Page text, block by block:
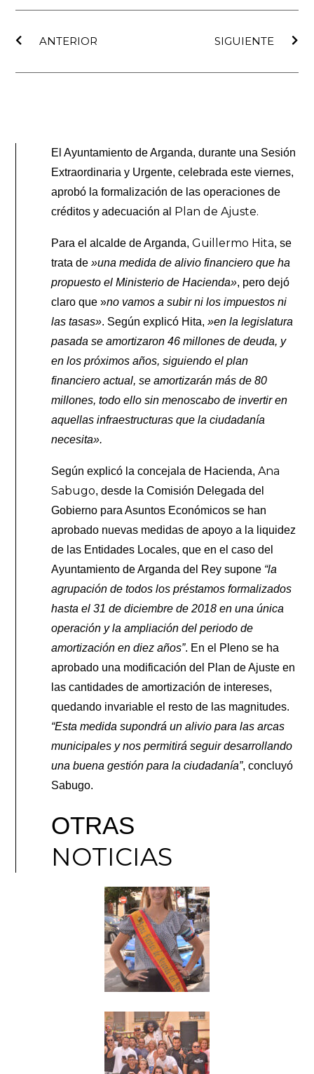
ANTERIOR
SIGUIENTE
El Ayuntamiento de Arganda, durante una Sesión
Extraordinaria y Urgente, celebrada este viernes,
aprobó la formalización de las operaciones de
créditos y adecuación al
Plan de Ajuste.
Para el alcalde de Arganda,Guillermo Hita, se
trata de»una medida de alivio financiero que ha
propuesto el Ministerio de Hacienda», pero dejó
claro que »no vamos a subir ni los impuestos ni
las tasas». Según explicó Hita,»en la legislatura
pasada se amortizaron 46 millones de deuda, y
en los próximos años, siguiendo el plan
financiero actual, se amortizarán más de 80
millones, todo ello sin menoscabo de invertir en
aquellas infraestructuras que la ciudadanía
necesita».
Según explicó la concejala de Hacienda,Ana
Sabugo, desde la Comisión Delegada del
Gobierno para Asuntos Económicos se han
aprobado nuevas medidas de apoyo a la liquidez
de las Entidades Locales, que en el caso del
Ayuntamiento de Arganda del Rey supone “la
agrupación de todos los préstamos formalizados
hasta el 31 de diciembre de 2018 en una única
operación y la ampliación del periodo de
amortización en diez años”. En el Pleno se ha
aprobado una modificación del Plan de Ajuste en
las cantidades de amortización de intereses,
quedando invariable el resto de las magnitudes.
“Esta medida supondrá un alivio para las arcas
municipales y nos permitirá seguir desarrollando
una buena gestión para la ciudadanía”, concluyó
Sabugo.
OTRAS
NOTICIAS